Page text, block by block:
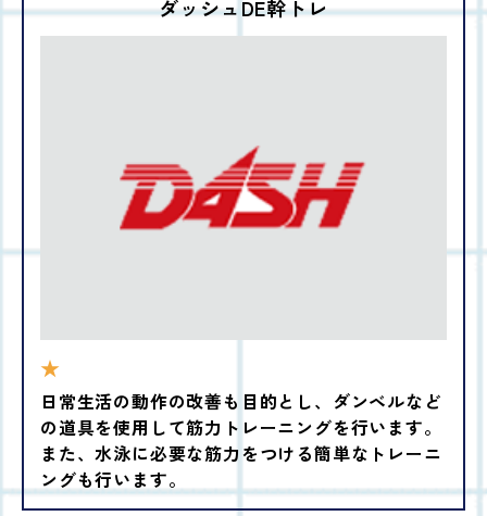
ダッシュDE幹トレ
★
日常生活の動作の改善も目的とし、ダンベルなど
の道具を使用して筋力トレーニングを行います。
また、水泳に必要な筋力をつける簡単なトレーニ
ングも行います。